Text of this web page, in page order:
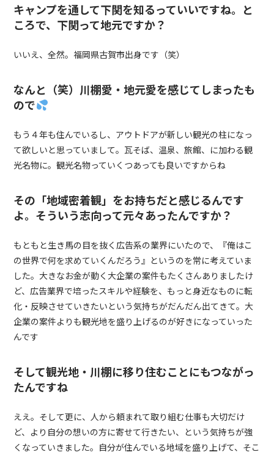
キャンプを通して下関を知るっていいですね。と
ころで、下関って地元ですか？
いいえ、全然。福岡県古賀市出身です（笑）
なんと（笑）川棚愛・地元愛を感じてしまったも
ので
もう４年も住んでいるし、アウトドアが新しい観光の柱になっ
て欲しいと思っていまして。瓦そば、温泉、旅館、に加わる観
光名物に。観光名物っていくつあっても良いですからね
その「地域密着観」をお持ちだと感じるんです
よ。そういう志向って元々あったんですか？
もともと生き馬の目を抜く広告系の業界にいたので、『俺はこ
の世界で何を求めていくんだろう』というのを常に考えていま
した。大きなお金が動く大企業の案件もたくさんありましたけ
ど、広告業界で培ったスキルや経験を、もっと身近なものに転
化・反映させていきたいという気持ちがだんだん出てきて。大
企業の案件よりも観光地を盛り上げるのが好きになっていった
んです
そして観光地・川棚に移り住むことにもつながっ
たんですね
ええ。そして更に、人から頼まれて取り組む仕事も大切だけ
ど、より自分の想いの方に寄せて行きたい、という気持ちが強
くなっていきました。自分が住んでいる地域を盛り上げて、そこ